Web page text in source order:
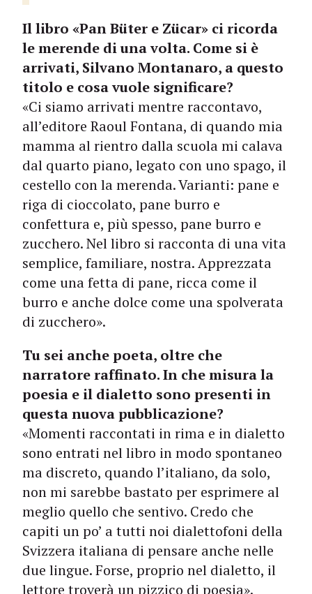
Il libro «Pan Büter e Zücar» ci ricorda
le merende di una volta. Come si è
arrivati, Silvano Montanaro, a questo
titolo e cosa vuole significare?
«Ci siamo arrivati mentre raccontavo,
all’editore Raoul Fontana, di quando mia
mamma al rientro dalla scuola mi calava
dal quarto piano, legato con uno spago, il
cestello con la merenda. Varianti: pane e
riga di cioccolato, pane burro e
confettura e, più spesso, pane burro e
zucchero. Nel libro si racconta di una vita
semplice, familiare, nostra. Apprezzata
come una fetta di pane, ricca come il
burro e anche dolce come una spolverata
di zucchero».
Tu sei anche poeta, oltre che
narratore raffinato. In che misura la
poesia e il dialetto sono presenti in
questa nuova pubblicazione?
«Momenti raccontati in rima e in dialetto
sono entrati nel libro in modo spontaneo
ma discreto, quando l’italiano, da solo,
non mi sarebbe bastato per esprimere al
meglio quello che sentivo. Credo che
capiti un po’ a tutti noi dialettofoni della
Svizzera italiana di pensare anche nelle
due lingue. Forse, proprio nel dialetto, il
lettore troverà un pizzico di poesia».